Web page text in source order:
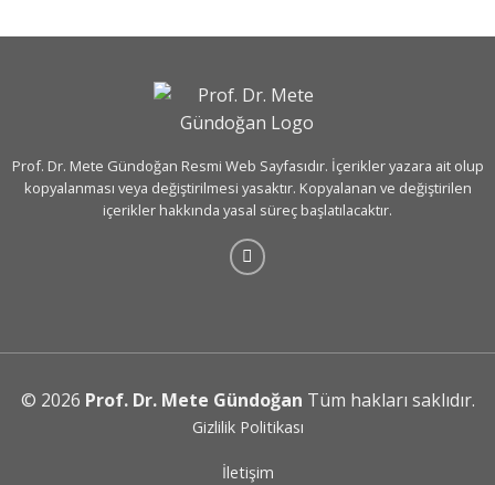
Prof. Dr. Mete Gündoğan Resmi Web Sayfasıdır. İçerikler yazara ait olup
kopyalanması veya değiştirilmesi yasaktır. Kopyalanan ve değiştirilen
içerikler hakkında yasal süreç başlatılacaktır.
© 2026 Prof. Dr. Mete Gündoğan Tüm hakları saklıdır.
Gizlilik Politikası
İletişim